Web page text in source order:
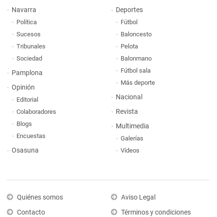
Navarra
Política
Sucesos
Tribunales
Sociedad
Pamplona
Opinión
Editorial
Colaboradores
Blogs
Encuestas
Osasuna
Deportes
Fútbol
Baloncesto
Pelota
Balonmano
Fútbol sala
Más deporte
Nacional
Revista
Multimedia
Galerías
Vídeos
Quiénes somos
Contacto
Aviso Legal
Términos y condiciones